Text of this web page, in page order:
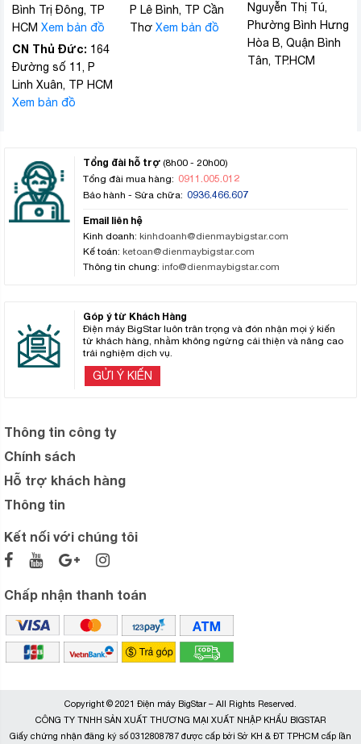
Bình Trị Đông, TP
HCM Xem bản đồ
CN Thủ Đức: 164
Đường số 11, P
Linh Xuân, TP HCM
Xem bản đồ
P Lê Bình, TP Cần
Thơ Xem bản đồ
Nguyễn Thị Tú,
Phường Bình Hưng
Hòa B, Quận Bình
Tân, TP.HCM
Tổng đài hỗ trợ (8h00 - 20h00)
Tổng đài mua hàng: 0911.005.012
Bảo hành - Sửa chữa: 0936.466.607
Email liên hệ
Kinh doanh: kinhdoanh@dienmaybigstar.com
Kế toán: ketoan@dienmaybigstar.com
Thông tin chung: info@dienmaybigstar.com
Góp ý từ Khách Hàng
Điện máy BigStar luôn trân trọng và đón nhận mọi ý kiến
từ khách hàng, nhằm không ngừng cải thiện và nâng cao
trải nghiệm dịch vụ.
GỬI Ý KIẾN
Thông tin công ty
Chính sách
Hỗ trợ khách hàng
Thông tin
Kết nối với chúng tôi
Chấp nhận thanh toán
Copyright © 2021 Điện máy BigStar – All Rights Reserved.
CÔNG TY TNHH SẢN XUẤT THƯƠNG MẠI XUẤT NHẬP KHẨU BIGSTAR
Giấy chứng nhận đăng ký số 0312808787 được cấp bởi Sở KH & ĐT TPHCM cấp lần